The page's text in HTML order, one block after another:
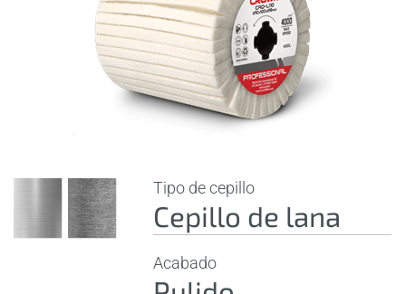
Tipo de cepillo
Cepillo de lana
Acabado